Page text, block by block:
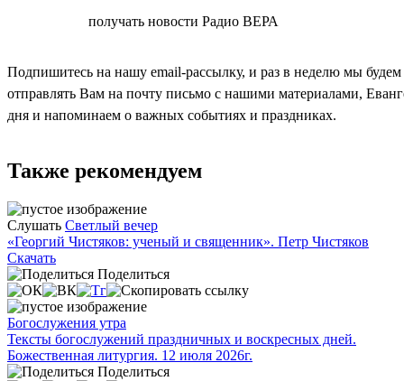
получать новости Радио ВЕРА
Подпишитесь на нашу email-рассылку, и раз в неделю мы будем
отправлять Вам на почту письмо с нашими материалами,
дня и напоминаем о важных событиях и праздниках.
Также рекомендуем
Слушать Светлый вечер
«Георгий Чистяков: ученый и священник». Петр Чистяков
Скачать
Поделиться
Богослужения утра
Тексты богослужений праздничных и воскресных дней.
Божественная литургия. 12 июля 2026г.
Поделиться